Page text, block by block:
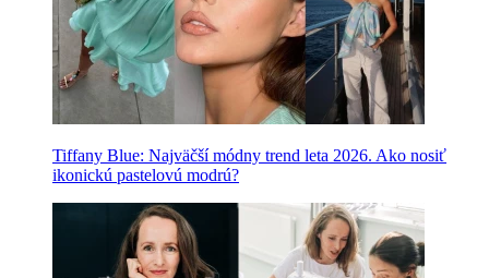
Tiffany Blue: Najväčší módny trend leta 2026. Ako nosiť
ikonickú pastelovú modrú?